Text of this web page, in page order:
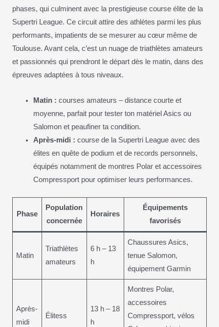
phases, qui culminent avec la prestigieuse course élite de la
Supertri League. Ce circuit attire des athlètes parmi les plus
performants, impatients de se mesurer au cœur même de
Toulouse. Avant cela, c’est un nuage de triathlètes amateurs
et passionnés qui prendront le départ dès le matin, dans des
épreuves adaptées à tous niveaux.
Matin : courses amateurs – distance courte et
moyenne, parfait pour tester ton matériel Asics ou
Salomon et peaufiner ta condition.
Après-midi : course de la Supertri League avec des
élites en quête de podium et de records personnels,
équipés notamment de montres Polar et accessoires
Compressport pour optimiser leurs performances.
Phase
Population
concernée
Horaires
Équipements
favorisés
Matin
Triathlètes
amateurs
6 h – 13
h
Chaussures Asics,
tenue Salomon,
équipement Garmin
Après-
midi
Élitess
13 h – 18
h
Montres Polar,
accessoires
Compressport, vélos